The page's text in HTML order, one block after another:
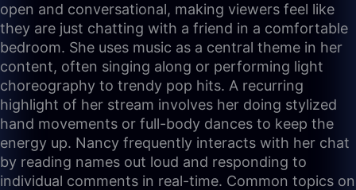
open and conversational, making viewers feel like
they are just chatting with a friend in a comfortable
bedroom. She uses music as a central theme in her
content, often singing along or performing light
choreography to trendy pop hits. A recurring
highlight of her stream involves her doing stylized
hand movements or full-body dances to keep the
energy up. Nancy frequently interacts with her chat
by reading names out loud and responding to
individual comments in real-time. Common topics on